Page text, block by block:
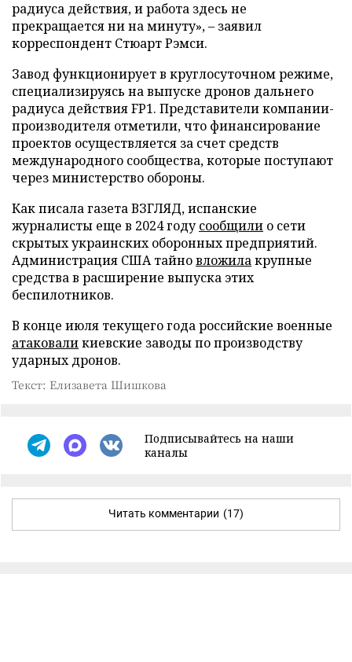
радиуса действия, и работа здесь не
прекращается ни на минуту», – заявил
корреспондент Стюарт Рэмси.
Завод функционирует в круглосуточном режиме,
специализируясь на выпуске дронов дальнего
радиуса действия FP1. Представители компании-
производителя отметили, что финансирование
проектов осуществляется за счет средств
международного сообщества, которые поступают
через министерство обороны.
Как писала газета ВЗГЛЯД, испанские
журналисты еще в 2024 годусообщили о сети
скрытых украинских оборонных предприятий.
Администрация США тайновложилакрупные
средства в расширение выпуска этих
беспилотников.
В конце июля текущего года российские военные
атаковаликиевские заводы по производству
ударных дронов.
Текст: Елизавета Шишкова
Подписывайтесь на наши
каналы
Читать комментарии (17)